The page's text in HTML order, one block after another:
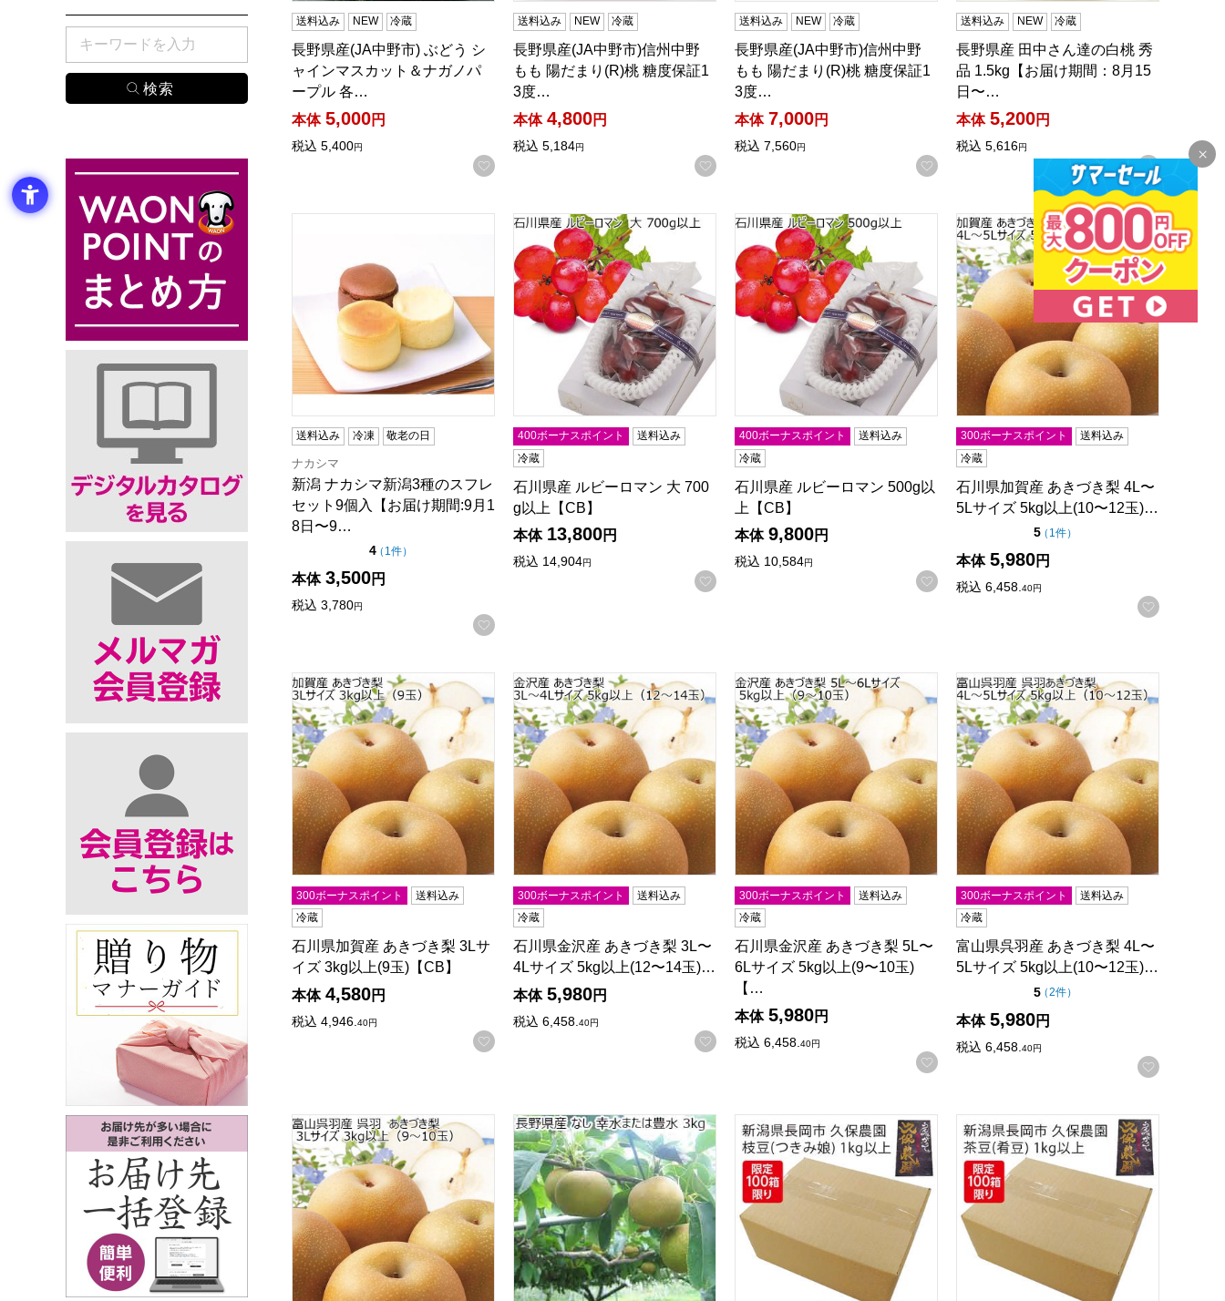
送料込み NEW 冷蔵
長野県産(JA中野市) ぶどう シ
ャインマスカット＆ナガノパ
ープル 各…
本体 5,000円
税込 5,400円
お気に入りに登録する
送料込み NEW 冷蔵
長野県産(JA中野市)信州中野
もも 陽だまり(R)桃 糖度保証1
3度…
本体 4,800円
税込 5,184円
お気に入りに登録する
送料込み NEW 冷蔵
長野県産(JA中野市)信州中野
もも 陽だまり(R)桃 糖度保証1
3度…
本体 7,000円
税込 7,560円
お気に入りに登録する
送料込み NEW 冷蔵
長野県産 田中さん達の白桃 秀
品 1.5kg【お届け期間：8月15
日〜…
本体 5,200円
税込 5,616円
お気に入
新潟 ナカシマ新潟3種のスフレセット9個入【お届け期間:9月18日〜9月21日】【敬老の日】【KN】
送料込み 冷凍 敬老の日
ナカシマ
新潟 ナカシマ新潟3種のスフレ
セット9個入【お届け期間:9月1
8日〜9…
4点（5点満点中）
（ 1件の評価
）
本体 3,500円
税込 3,780円
お気に入りに登録する
石川県産 ルビーロマン 大 700g以上【CB】
400ボーナスポイント
送料込み
冷蔵
石川県産 ルビーロマン 大 700
g以上【CB】
本体 13,800円
税込 14,904円
お気に入りに登録する
石川県産 ルビーロマン 500g以上【CB】
400ボーナスポイント
送料込み
冷蔵
石川県産 ルビーロマン 500g以
上【CB】
本体 9,800円
税込 10,584円
お気に入りに登録する
石川県加賀産 あきづき梨 4L〜5Lサイズ
300ボーナスポイント
送料込み
冷蔵
石川県加賀産 あきづき梨 4L〜
5Lサイズ 5kg以上(10〜12玉)…
5点（5点満点中）
（ 1件の評価
）
本体 5,980円
税込 6,458.40円
お気に入
石川県加賀産 あきづき梨 3Lサイズ 3kg以上(9玉)【CB】
300ボーナスポイント
送料込み
冷蔵
石川県加賀産 あきづき梨 3Lサ
イズ 3kg以上(9玉)【CB】
本体 4,580円
税込 4,946.40円
お気に入りに登録する
石川県金沢産 あきづき梨 3L〜4Lサイズ 5kg以上(12〜14玉)【CB】
300ボーナスポイント
送料込み
冷蔵
石川県金沢産 あきづき梨 3L〜
4Lサイズ 5kg以上(12〜14玉)…
本体 5,980円
税込 6,458.40円
お気に入りに登録する
石川県金沢産 あきづき梨 5L〜6Lサイズ 5kg以上(9〜10玉)【CB】
300ボーナスポイント
送料込み
冷蔵
石川県金沢産 あきづき梨 5L〜
6Lサイズ 5kg以上(9〜10玉)
【…
本体 5,980円
税込 6,458.40円
お気に入りに登録する
富山県呉羽産 あきづき梨 4L〜5Lサイズ
300ボーナスポイント
送料込み
冷蔵
富山県呉羽産 あきづき梨 4L〜
5Lサイズ 5kg以上(10〜12玉)…
5点（5点満点中）
（2件の評価
）
本体 5,980円
税込 6,458.40円
お気に入
富山県呉羽産 あきづき梨 3Lサイズ 3kg以上(9〜10玉)【CB】長野県産 なし 幸水または豊水 3kg【お届け期間：8月15日〜9月30日】【サマーセール】
新潟県長岡市 久保農園 枝豆(つきみ娘) 1kg以上【お届け期間:9月1日〜9月
新潟県長岡市 久保農園 茶豆(肴豆) 1kg
検索したい商品のキーワードを入力してください。